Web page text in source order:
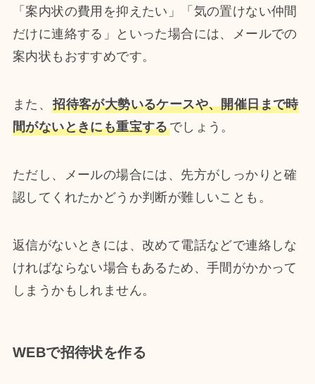
「案内状の費用を抑えたい」「気の置けない仲間
だけに連絡する」といった場合には、メールでの
案内状もおすすめです。
また、招待客が大勢いるケースや、開催日まで時
間がないときにも重宝するでしょう。
ただし、メールの場合には、先方がしっかりと確
認してくれたかどうか判断が難しいことも。
返信がないときには、改めて電話などで連絡しな
ければならない場合もあるため、手間がかかって
しまうかもしれません。
WEBで招待状を作る